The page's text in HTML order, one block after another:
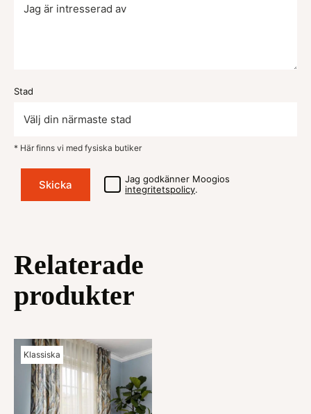
Stad
* Här finns vi med fysiska butiker
Jag godkänner Moogios
integritetspolicy.
Relaterade
produkter
Klassiska